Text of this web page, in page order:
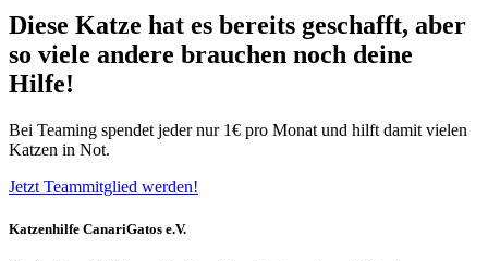
Diese Katze hat es bereits geschafft, aber
so viele andere brauchen noch deine
Hilfe!
Bei Teaming spendet jeder nur 1€ pro Monat und hilft damit vielen
Katzen in Not.
Jetzt Teammitglied werden!
Katzenhilfe CanariGatos e.V.